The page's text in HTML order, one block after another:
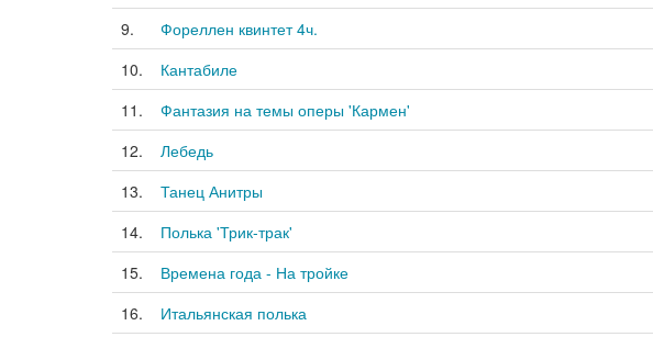
9.
Фореллен квинтет 4ч.
10.
Кантабиле
11.
Фантазия на темы оперы 'Кармен'
12.
Лебедь
13.
Танец Анитры
14.
Полька 'Трик-трак'
15.
Времена года - На тройке
16.
Итальянская полька